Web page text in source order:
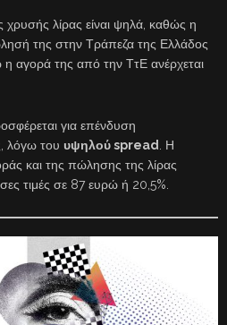
χρυσής λίρας είναι ψηλά, καθώς η
της στην Τράπεζα της Ελλάδος
η αγορά της από την ΤτΕ ανέρχεται
για επένδυση
λόγω του υψηλού spread. Η
και της πώλησης της λίρας
τιμές σε 87 ευρώ ή 20,5%.